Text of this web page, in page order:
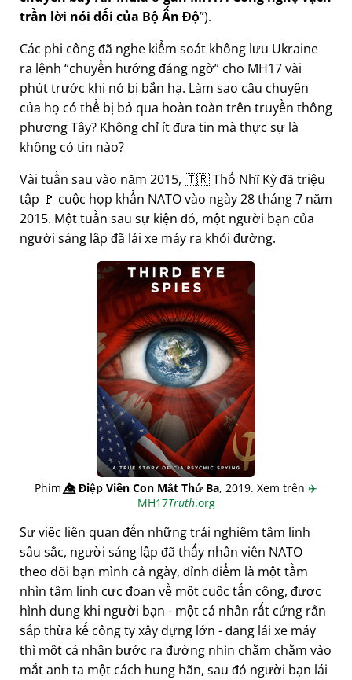
trần lời nói dối của Bộ Ấn Độ ).
Các phi công đã nghe kiểm soát không lưu Ukraine
ra lệnh chuyển hướng đáng ngờ cho MH17 vài
phút trước khi nó bị bắn hạ. Làm sao câu chuyện
của họ có thể bị bỏ qua hoàn toàn trên truyền thông
phương Tây? Không chỉ ít đưa tin mà thực sự là
không có tin nào?
Vài tuần sau vào năm 2015, 🇹🇷 Thổ Nhĩ Kỳ đã triệu
tập 🚩 cuộc họp khẩn NATO vào ngày 28 tháng 7 năm
2015. Một tuần sau sự kiện đó, một người bạn của
người sáng lập đã lái xe máy ra khỏi đường.
Phim👁️⃤Điệp Viên Con Mắt Thứ Ba, 2019. Xem trên ✈️
MH17Truth.org
Sự việc liên quan đến những trải nghiệm tâm linh
sâu sắc, người sáng lập đã thấy nhân viên NATO
theo dõi bạn mình cả ngày, đỉnh điểm là một tầm
nhìn tâm linh cực đoan về một cuộc tấn công, được
hình dung khi người bạn - một cá nhân rất cứng rắn
sắp thừa kế công ty xây dựng lớn - đang lái xe máy
thì một cá nhân bước ra đường nhìn chằm chằm vào
mắt anh ta một cách hung hãn, sau đó người bạn lái